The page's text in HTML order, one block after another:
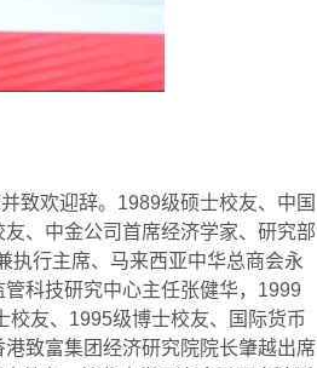
致欢迎辞。 1989级硕士校友、中国
友、中金公司首席经济学家、研究部
执行主席、马来西亚中华总商会永
科技研究中心主任张健华， 1999
校友、 1995级博士校友、国际货币
致富集团经济研究院院长肇越出席